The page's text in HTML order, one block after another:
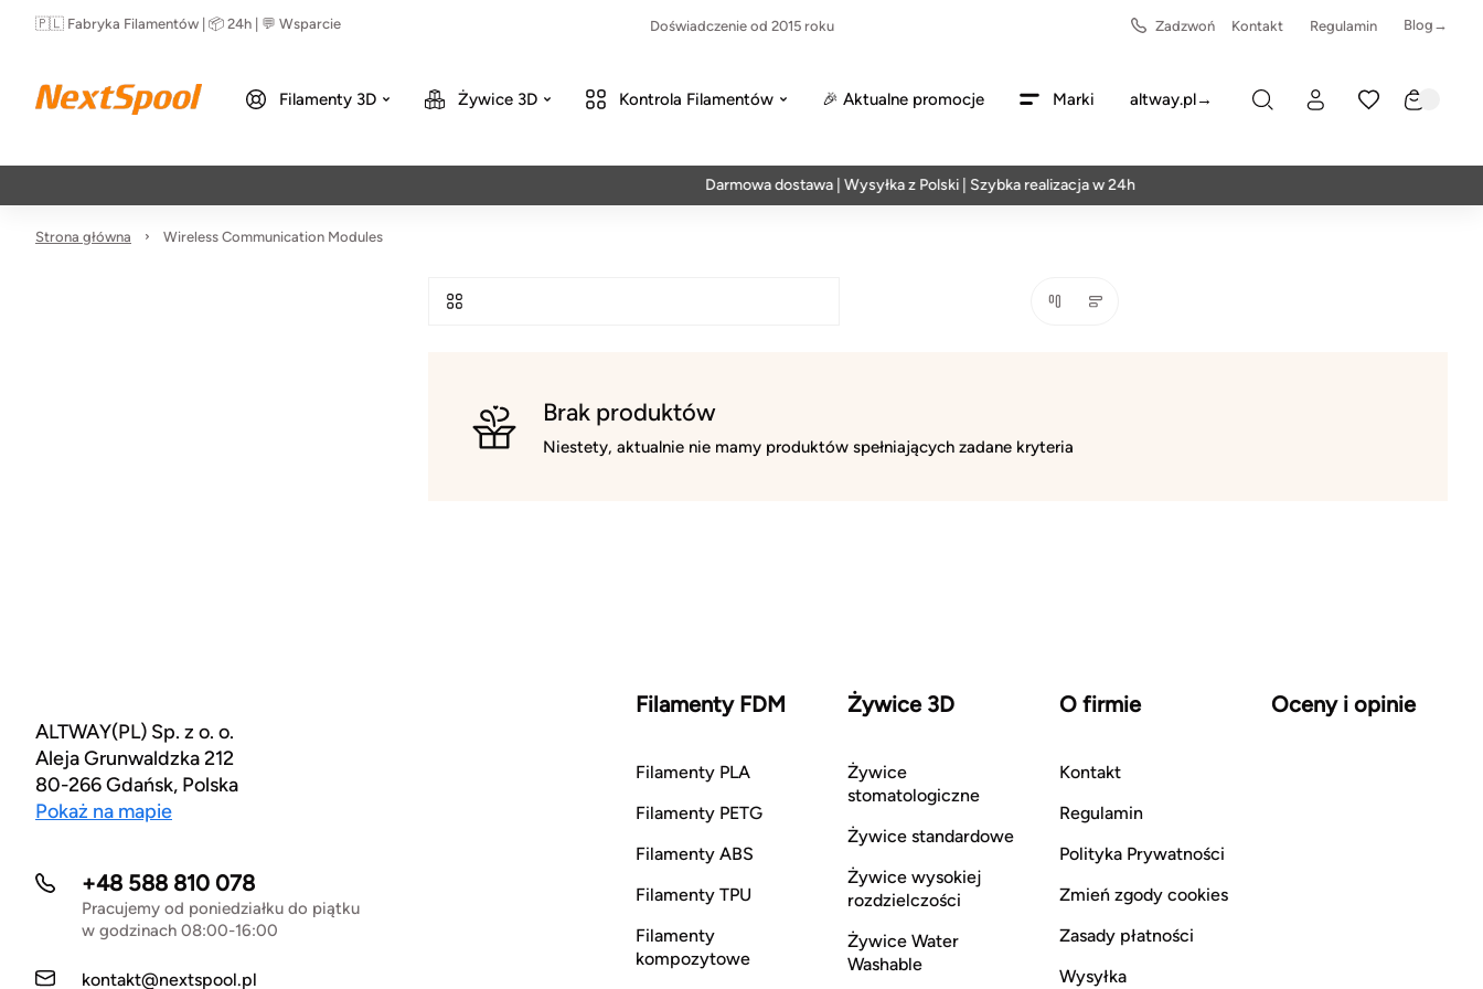
🇵🇱 Fabryka Filamentów | 📦 24h | 💬 Wsparcie Doświadczenie od 2015 roku Zadzwoń Kontakt Regulamin Blog→
Filamenty 3D Żywice 3D Kontrola Filamentów 🎉 Aktualne promocje Marki altway.pl→
Darmowa dostawa | Wysyłka z Polski | Szybka realizacja w 24h
Strona główna Wireless Communication Modules
Brak produktów
Niestety, aktualnie nie mamy produktów spełniających zadane kryteria
ALTWAY(PL) Sp. z o. o.
Aleja Grunwaldzka 212
80-266 Gdańsk, Polska
Pokaż na mapie
+48 588 810 078
Pracujemy od poniedziałku do piątku
w godzinach 08:00-16:00
kontakt@nextspool.pl
Filamenty FDM
Filamenty PLA
Filamenty PETG
Filamenty ABS
Filamenty TPU
Filamenty
kompozytowe
Żywice 3D
Żywice
stomatologiczne
Żywice standardowe
Żywice wysokiej
rozdzielczości
Żywice Water
Washable
O firmie
Kontakt
Regulamin
Polityka Prywatności
Zmień zgody cookies
Zasady płatności
Wysyłka
Oceny i opinie